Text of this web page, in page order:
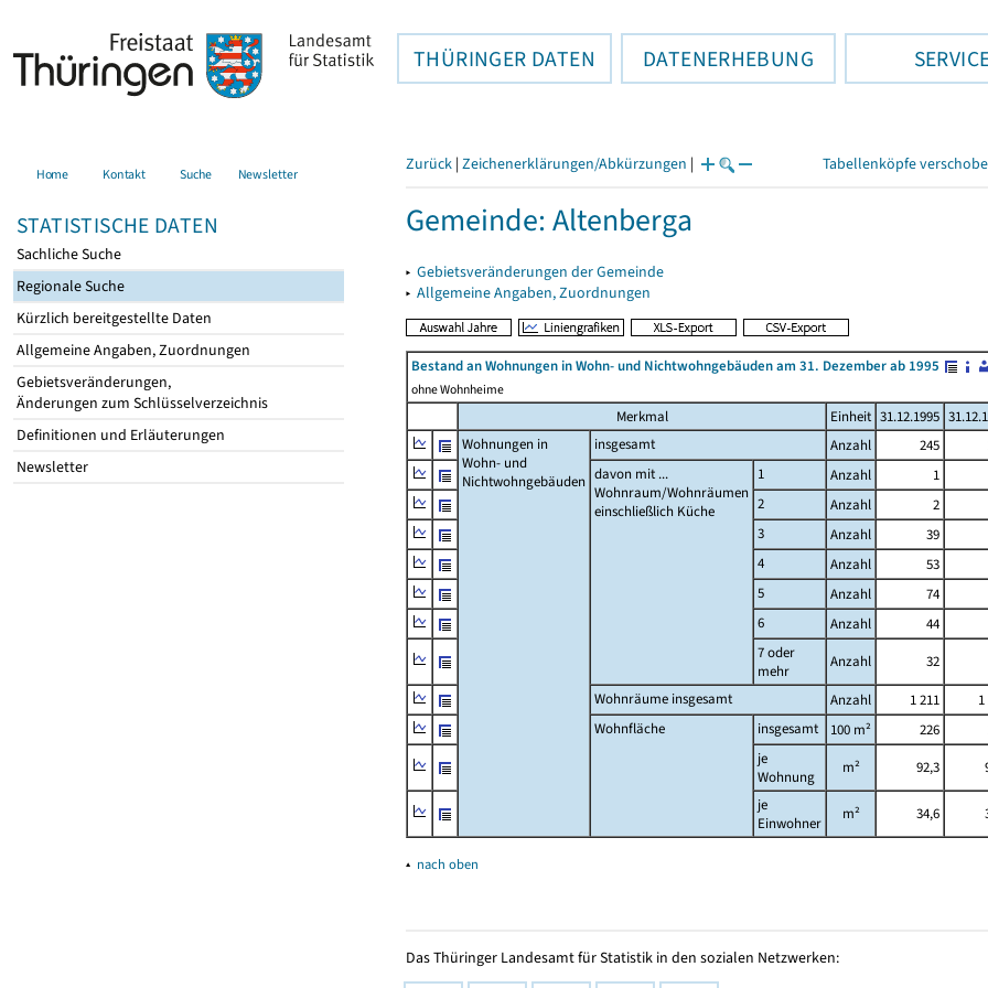
THÜRINGER DATEN DATENERHEBUNG
Home Kontakt Suche Newsletter
STATISTISCHE DATEN
Sachliche Suche
Regionale Suche
Kürzlich bereitgestellte Daten
Allgemeine Angaben, Zuordnungen
Gebietsveränderungen,
Änderungen zum Schlüsselverzeichnis
Definitionen und Erläuterungen
Newsletter
Zurück | Zeichenerklärungen/Abkürzungen | Tabellenköpfe
Gemeinde: Altenberga
▸ Gebietsveränderungen der Gemeinde
▸ Allgemeine Angaben, Zuordnungen
Bestand an Wohnungen in Wohn- und Nichtwohngebäuden am 31. Dezember ab 1995
ohne Wohnheime
Merkmal Einheit 31.12.1995
Wohnungen in
Wohn- und
Nichtwohngebäuden
insgesamt Anzahl 245
davon mit ...
Wohnraum/Wohnräumen
einschließlich Küche
1 Anzahl 1
2
Anzahl 2
3
Anzahl 39
4
Anzahl 53
5
Anzahl 74
6
Anzahl 44
7 oder
mehr
Anzahl 32
Wohnräume insgesamt
Anzahl 1 211
Wohnfläche
insgesamt 100 m² 226
je
Wohnung
m² 92,3
je
Einwohner
m² 34,6
▴ nach oben
Das Thüringer Landesamt für Statistik in den sozialen Netzwerken: